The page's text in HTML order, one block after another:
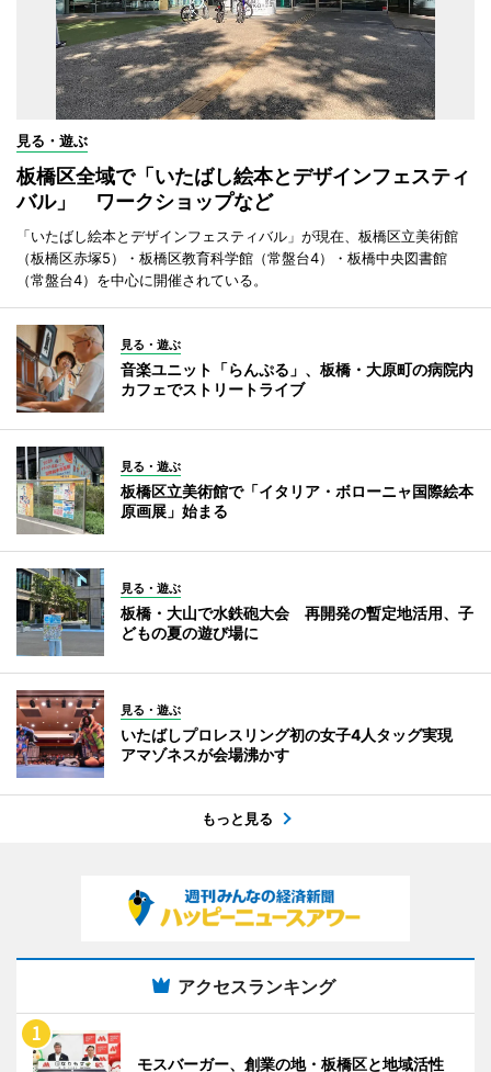
見る・遊ぶ
板橋区全域で「いたばし絵本とデザインフェスティ
バル」 ワークショップなど
「いたばし絵本とデザインフェスティバル」が現在、板橋区立美術館
（板橋区赤塚5）・板橋区教育科学館（常盤台4）・板橋中央図書館
（常盤台4）を中心に開催されている。
見る・遊ぶ
音楽ユニット「らんぷる」、板橋・大原町の病院内
カフェでストリートライブ
見る・遊ぶ
板橋区立美術館で「イタリア・ボローニャ国際絵本
原画展」始まる
見る・遊ぶ
板橋・大山で水鉄砲大会 再開発の暫定地活用、子
どもの夏の遊び場に
見る・遊ぶ
いたばしプロレスリング初の女子4人タッグ実現
アマゾネスが会場沸かす
もっと見る
アクセスランキング
モスバーガー、創業の地・板橋区と地域活性